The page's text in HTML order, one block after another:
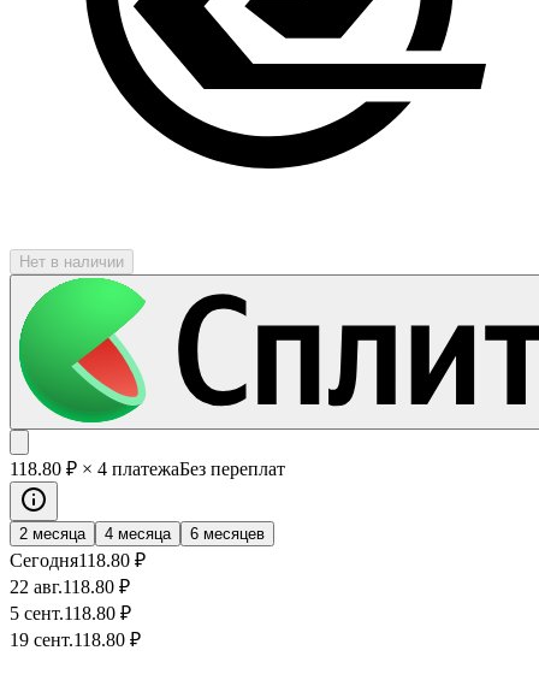
Нет в наличии
118.80 ₽ × 4 платежаБез переплат
2 месяца 4 месяца 6 месяцев
Сегодня118.80 ₽
22 авг.118.80 ₽
5 сент.118.80 ₽
19 сент.118.80 ₽